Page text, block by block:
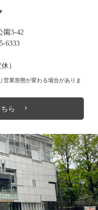
園3-42
6333
）
業形態が変わる場合がありま
ら